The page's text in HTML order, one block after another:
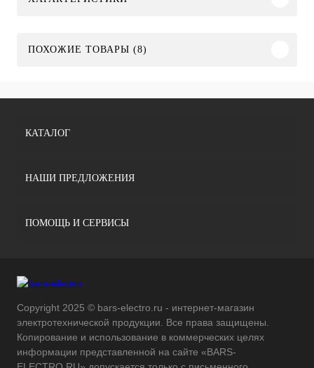
ПОХОЖИЕ ТОВАРЫ (8)
КАТАЛОГ
НАШИ ПРЕДЛОЖЕНИЯ
ПОМОЩЬ И СЕРВИСЫ
Copyright 2025 © bars-electro.ru - интернет-магазин
электротехнической продукции. Все права защищены.
Копирование и использование в коммерческих целях
информации представленной на сайте «BARS-